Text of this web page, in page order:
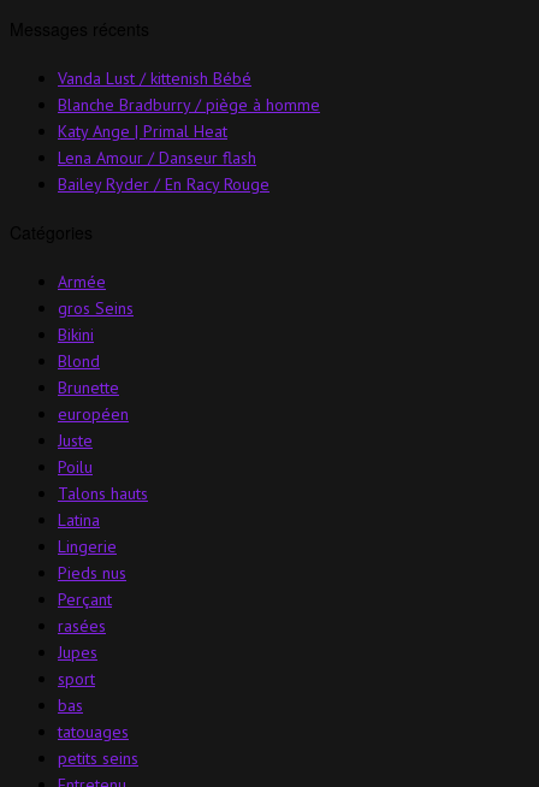
Vanda Lust / kittenish Bébé
Blanche Bradburry / piège à homme
Katy Ange | Primal Heat
Lena Amour / Danseur flash
Bailey Ryder / En Racy Rouge
Armée
gros Seins
Bikini
Blond
Brunette
européen
Juste
Poilu
Talons hauts
Latina
Lingerie
Pieds nus
Perçant
rasées
Jupes
sport
bas
tatouages
petits seins